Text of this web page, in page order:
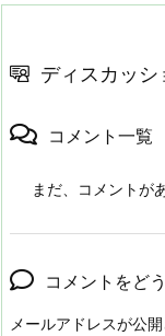
ディスカッシ
コメント一覧
まだ、コメントが
コメントをど
メールアドレスが公